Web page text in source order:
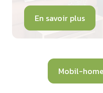
En savoir plus
Mobil-